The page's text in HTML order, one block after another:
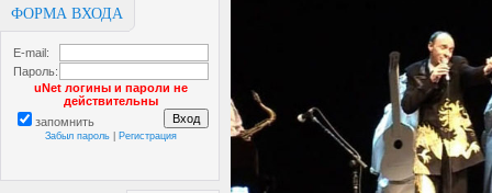
ФОРМА ВХОДА
E-mail:
Пароль:
uNet логины и пароли не
действительны
запомнить
Забыл пароль Регистрация